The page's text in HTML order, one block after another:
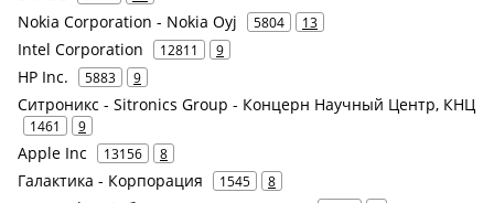
Nokia Corporation - Nokia Oyj 5804 13
Intel Corporation 12811 9
HP Inc. 5883 9
Ситроникс - Sitronics Group - Концерн Научный Центр, КНЦ
1461 9
Apple Inc 13156 8
Галактика - Корпорация 1545 8